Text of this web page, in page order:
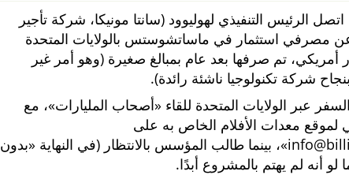
الرئيس التنفيذي لهوليوود (سانتا مونيكا، شركة تأجير
عن مصرفي استثمار في ماساتشوستس بالولايات المتحدة
50,000 دولار أمريكي، تم صرفها بعد عام بمبالغ صغيرة (وهو أمر غير
شركة تكنولوجيا ناشئة رائدة).
عبر الولايات المتحدة للقاء
أصحاب المليارات ، مع
لموقع معدات الأفلام الخاص به على
، بينما طالب المؤسس بالانتظار (في النهاية
بدون
لو أنه لم يهتم بالمشروع أبدًا.